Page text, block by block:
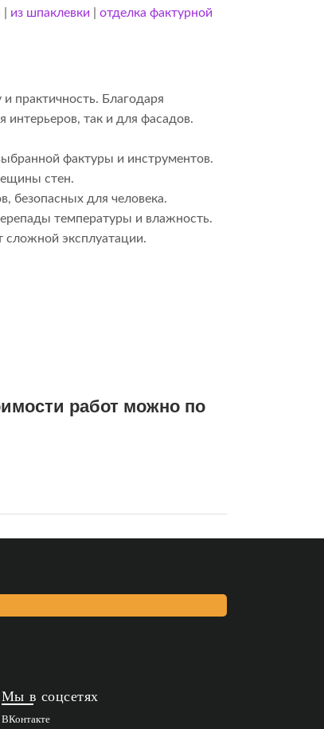
из шпаклевки
отделка фактурной
практичность. Благодаря
интерьеров, так и для фасадов.
фактуры и инструментов.
стен.
безопасных для человека.
температуры и влажность.
сложной эксплуатации.
работ можно по
Мы в соцсетях
ВКонтакте